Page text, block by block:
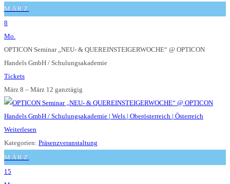
MÄRZ
8
Mo.
OPTICON Seminar „NEU- & QUEREINSTEIGERWOCHE“ @ OPTICON
Handels GmbH / Schulungsakademie
Tickets
März 8 – März 12 ganztägig
Weiterlesen
Kategorien: Präsenzveranstaltung
MÄRZ
15